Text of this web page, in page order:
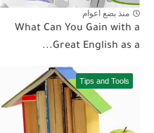
منذ بضع اعوام
What Can You Gain with a
Great English as a...
Tips and Tools